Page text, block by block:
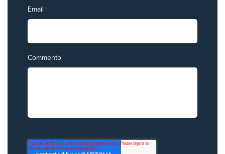
Email *
Commento*